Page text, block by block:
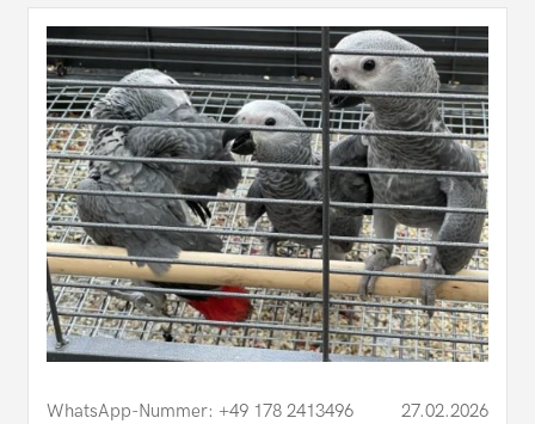
WhatsApp-Nummer: +49 178 2413496 27.02.2026